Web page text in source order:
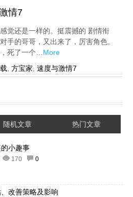
情7
觉还是一样的。挺震撼的 剧情衔
手的哥哥，又出来了，厉害角色。
死了一个… More
方宝家 速度与激情7
随机文章 热门文章
小趣事
170 0
改善策略及影响